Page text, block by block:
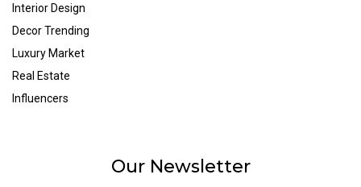
Interior Design
Decor Trending
Luxury Market
Real Estate
Influencers
Our Newsletter